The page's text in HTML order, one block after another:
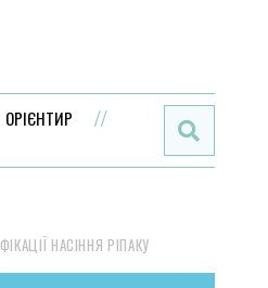
ОРІЄНТИР
НАСІННЯ РІПАКУ